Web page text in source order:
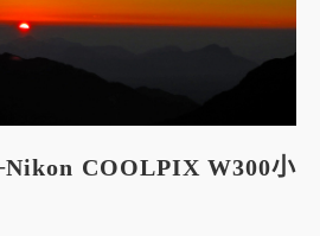
COOLPIX W300小